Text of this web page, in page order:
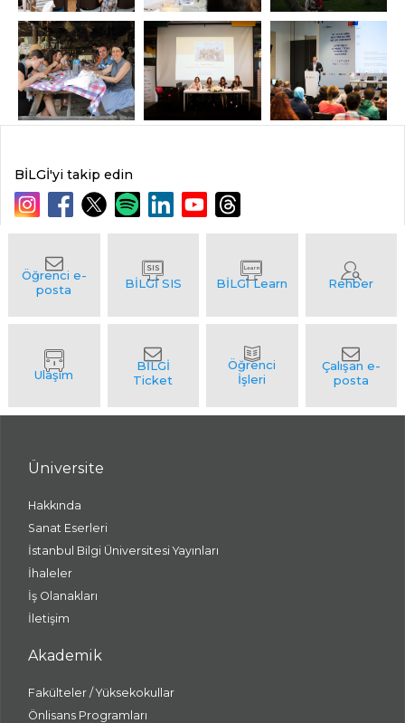
BİLGİ'yi takip edin
Üniversite
Hakkında
Sanat Eserleri
İstanbul Bilgi Üniversitesi Yayınları
İhaleler
İş Olanakları
İletişim
Akademik
Fakülteler / Yüksekokullar
Önlisans Programları